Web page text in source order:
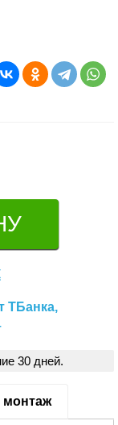
ТБанка,
30 дней.
монтаж